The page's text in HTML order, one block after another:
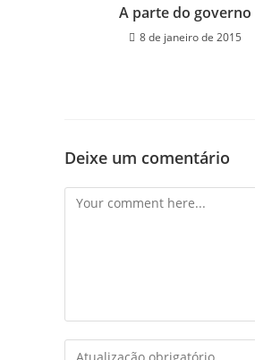
A parte do governo
8 de janeiro de 2015
Deixe um comentário